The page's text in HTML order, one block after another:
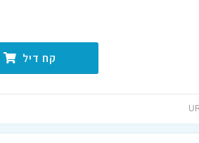
קח דיל